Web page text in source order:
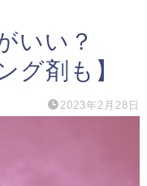
いい？
グ剤も】
2023年2月28日